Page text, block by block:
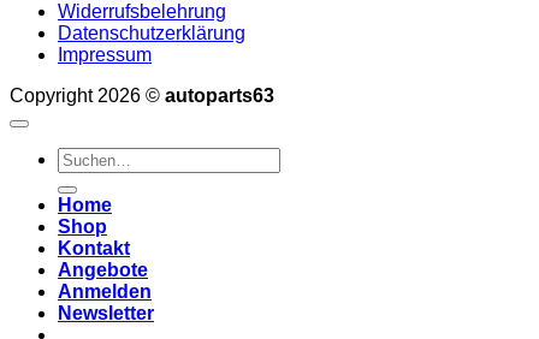
Widerrufsbelehrung
Datenschutzerklärung
Impressum
Copyright 2026 © autoparts63
Suchen
nach:
Home
Shop
Kontakt
Angebote
Anmelden
Newsletter